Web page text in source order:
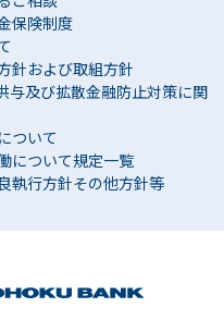
保険制度
針および取組方針
与及び拡散金融防止対策に関
ついて
について規定一覧
執行方針その他方針等